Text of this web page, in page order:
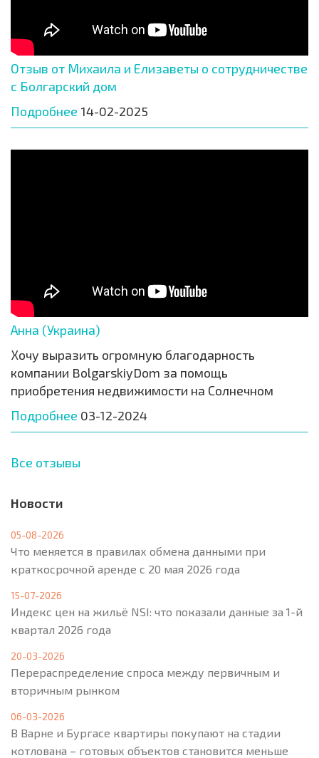
Отзыв от Михаила и Елизаветы о сотрудничестве
с Болгарский дом
Подробнее 14-02-2025
Анна (Украина)
Хочу выразить огромную благодарность
компании BolgarskiyDom за помощь
приобретения недвижимости на Солнечном
Подробнее 03-12-2024
Все отзывы
Новости
05-08-2026
Что меняется в правилах обмена данными при
краткосрочной аренде с 20 мая 2026 года
15-07-2026
Индекс цен на жильё NSI: что показали данные за 1-й
квартал 2026 года
20-03-2026
Перераспределение спроса между первичным и
вторичным рынком
06-03-2026
В Варне и Бургасе квартиры покупают на стадии
котлована – готовых объектов становится меньше